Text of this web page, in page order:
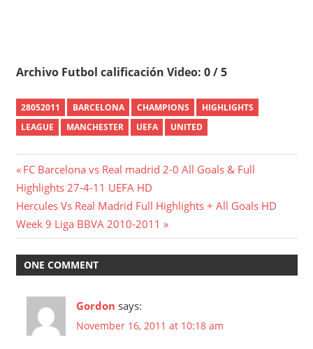
Archivo Futbol calificación Video: 0 / 5
28052011 BARCELONA CHAMPIONS
HIGHLIGHTS
LEAGUE
MANCHESTER UEFA UNITED
Post
navigation
Previous
Post:
FC Barcelona vs Real madrid 2-0 All Goals & Full
Highlights 27-4-11 UEFA HD
Next
Post:
Hercules Vs Real Madrid Full Highlights + All Goals HD
Week 9 Liga BBVA 2010-2011
ONE COMMENT
Gordon says:
November 16, 2011 at 10:18 am